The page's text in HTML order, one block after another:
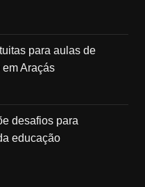
para aulas de
Araçás
desafios para
educação